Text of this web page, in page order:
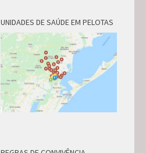
UNIDADES DE SAÚDE EM PELOTAS